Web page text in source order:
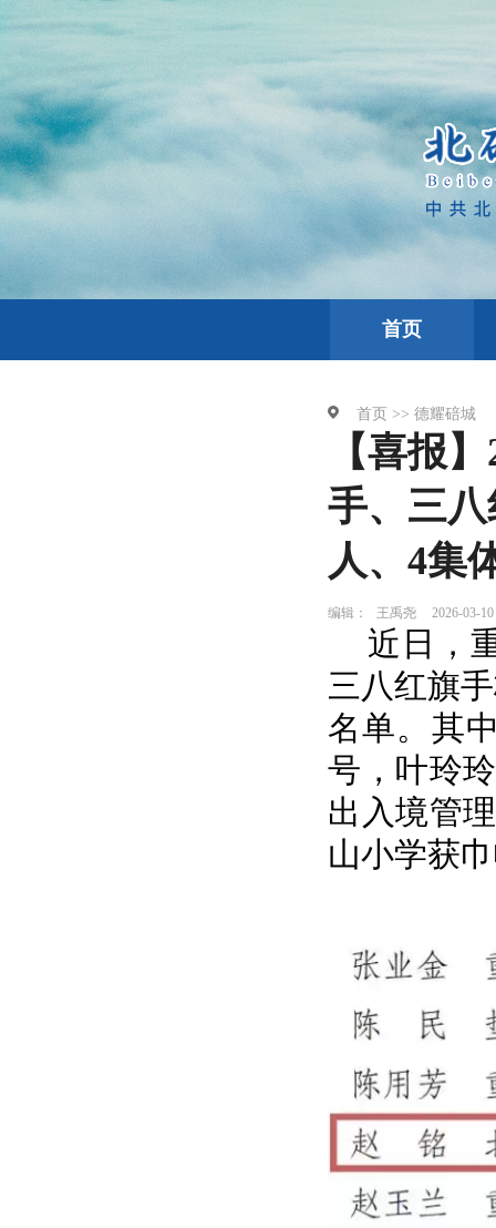
首页
首页 >> 德耀碚城
【喜报
手、三
人、4集
编辑： 王禹尧 2026-03-
近日，
三八红旗
名单。其
号，叶玲
出入境管
山小学获